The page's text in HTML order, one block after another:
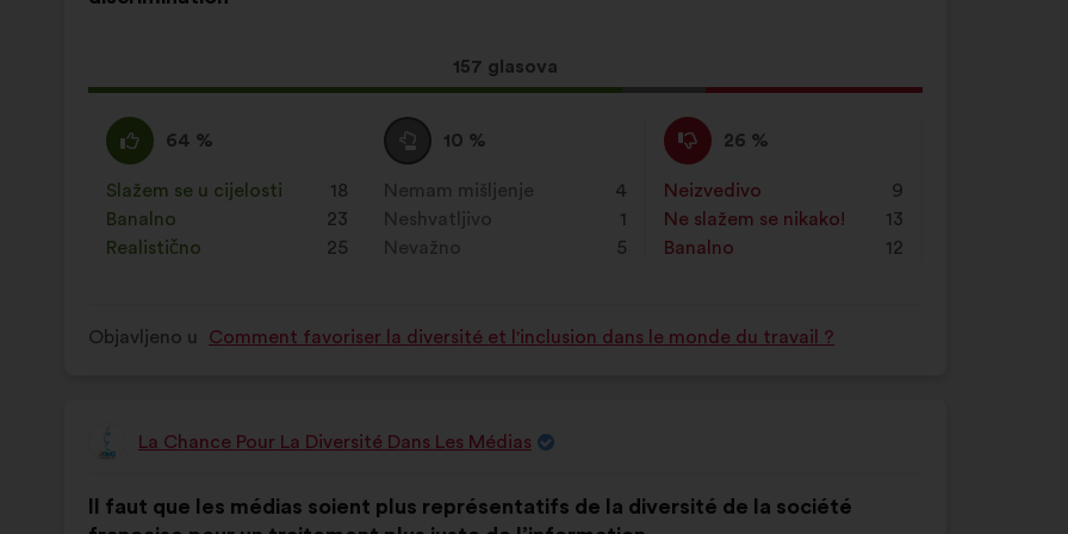
Ovaj
prijedlog
157 glasova
Slažem
:
64 %
Za
navedeni
je
prijedlog
stavljena
Slažem se u cijelosti
: 18
put
Banalno
: 23
put
Realistično
: 25
put
Niti
se
slažem
niti
neslažem
10 %
Za
navedeni
je
prijedlog
stavljena
Nemam mišljenje
: 4
put
Neshvatljivo
: 1
put
Nevažno
: 5
put
Ne
slažem
se
:
26 %
Za
navedeni
je
prijedlog
stavljena
Neizvedivo
: 9
put
Ne slažem se nikako!
: 13
put
Banalno
: 12
put
Objavljeno u Comment favoriser la diversité et l'inclusion dans le monde du travail ?
Prijedlog
La Chance Pour La Diversité Dans Les Médias
prijedloga:
Il faut que les médias soient plus représentatifs de la diversité de la société
raspodjelu: